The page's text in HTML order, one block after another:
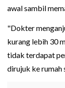
awal sambil
"Dokter
kurang lebih 30
tidak terdapat
dirujuk ke rumah